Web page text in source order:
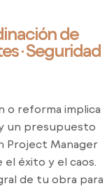
de
· Seguridad
o reforma implica
un presupuesto
Project Manager
éxito y el caos.
de tu obra para